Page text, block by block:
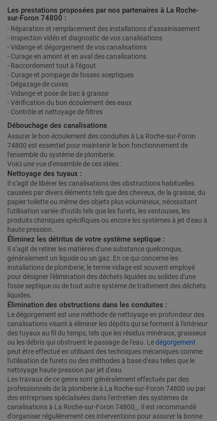
Les prestations proposées par nos partenaires à La Roche-
sur-Foron 74800 :
- Réparation et remplacement des installations d’assainissement
- Inspection vidéo et diagnostic de vos canalisations
- Vidange et dégorgement de vos canalisations
- Curage en amont et en aval des canalisations
- Raccordement tout à l’égout
- Curage et pompage de fosses sceptiques
- Dégazage de cuves
- Vidange et pose de bac à graisse
- Vérification du bon écoulement des eaux
- Contrôle et nettoyage de filtres
Débouchage des canalisations
Assurer le bon écoulement des conduites à La Roche-sur-Foron
74800 est essentiel pour maintenir le bon fonctionnement de
l'ensemble du système de plomberie.
Voici une vue d'ensemble de ces idées :
Nettoyage des tuyaux :
Il s’agit de libérer les canalisations des obstructions habituelles
causées par divers éléments tels que des cheveux, de la graisse, du
papier toilette ou même des objets plus volumineux, nécessitant
l'utilisation variée d’outils tels que les furets, les ventouses, les
produits chimiques spécifiques ou encore les systèmes à jet d'eau à
haute pression.
Éliminez les détritus de votre système septique :
Il s’agit de retirer les matières d'une substance quelconque,
généralement un liquide ou un gaz. En ce qui concerne les
installations de plomberie, le terme vidage est souvent employé
pour désigner l'élimination des déchets liquides ou solides d'une
fosse septique ou de tout autre système de traitement des déchets
liquides.
Élimination des obstructions dans les conduites :
Le dégorgement est une méthode de nettoyage en profondeur des
canalisations visant à éliminer les dépôts qui se forment à l'intérieur
des tuyaux au fil du temps, tels que les résidus minéraux, graisseux
ou les débris qui obstruent le passage de l'eau. Ledégorgement
peut être effectué en utilisant des techniques mécaniques comme
l'utilisation de furets ou des méthodes à base d'eau telles que le
nettoyage haute pression par jet d'eau.
Les travaux de ce genre sont généralement effectués par des
professionnels de la plomberie à La Roche-sur-Foron 74800 ou par
des entreprises spécialisées dans l'entretien des systèmes de
canalisations à La Roche-sur-Foron 74800_. Il est recommandé
d'organiser régulièrement ces interventions pour assurer la bonne